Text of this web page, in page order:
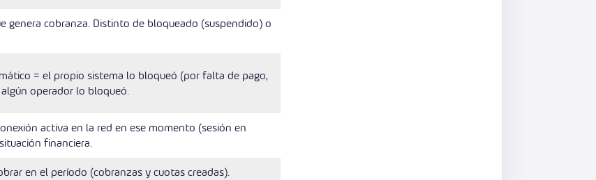
genera cobranza. Distinto de bloqueado (suspendido) o
= el propio sistema lo bloqueó (por falta de pago,
operador lo bloqueó.
activa en la red en ese momento (sesión en
financiera.
en el período (cobranzas y cuotas creadas).